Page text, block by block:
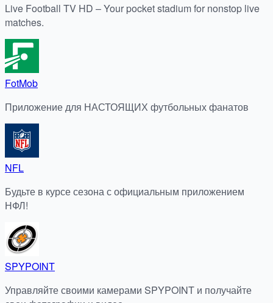
Live Football TV HD – Your pocket stadium for nonstop live
matches.
FotMob
Приложение для НАСТОЯЩИХ футбольных фанатов
NFL
Будьте в курсе сезона с официальным приложением
НФЛ!
SPYPOINT
Управляйте своими камерами SPYPOINT и получайте